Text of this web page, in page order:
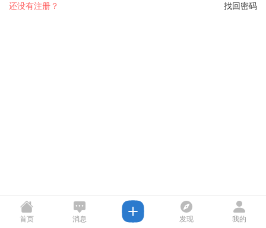
找回密码
还没有注册？
首页 消息 发现 我的